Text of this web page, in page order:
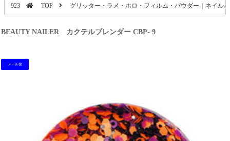
923 TOP グリッター・ラメ・ホロ・フィルム・パウダー｜ネイル
BEAUTY NAILER カクテルブレンダー CBP- 9
メール便